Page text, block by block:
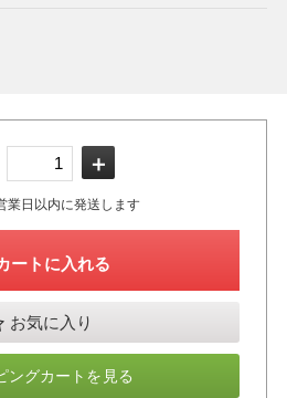
＋
業日以内に発送します
ートに入れる
お気に入り
ングカートを見る